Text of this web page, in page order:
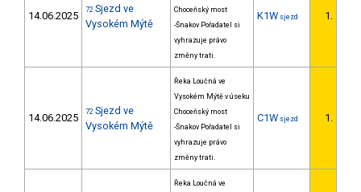
14.06.2025 72 Sjezd ve
Vysokém Mýtě
Choceňský most
-Šnakov Pořadatel si
vyhrazuje právo
změny trati.
K1W sjezd 1.
14.06.2025 72 Sjezd ve
Vysokém Mýtě
Řeka Loučná ve
Vysokém Mýtě v úseku
Choceňský most
-Šnakov Pořadatel si
vyhrazuje právo
změny trati.
C1W sjezd 1.
Řeka Loučná ve